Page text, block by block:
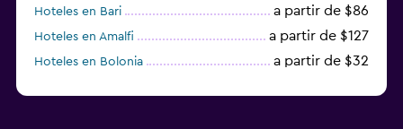
Hoteles en Bari a partir de $86
Hoteles en Amalfi a partir de $127
Hoteles en Bolonia a partir de $32